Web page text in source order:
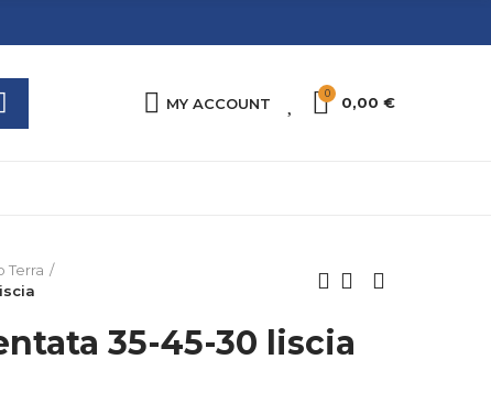
MY ACCOUNT
0
0,00 €
Terra
35-45-30 liscia